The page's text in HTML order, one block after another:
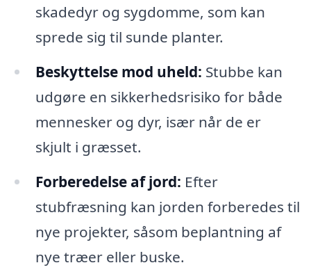
skadedyr og sygdomme, som kan
sprede sig til sunde planter.
Beskyttelse mod uheld: Stubbe kan
udgøre en sikkerhedsrisiko for både
mennesker og dyr, især når de er
skjult i græsset.
Forberedelse af jord: Efter
stubfræsning kan jorden forberedes til
nye projekter, såsom beplantning af
nye træer eller buske.